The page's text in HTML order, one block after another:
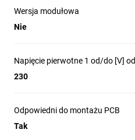
Wersja modułowa
Nie
Napięcie pierwotne 1 od/do [V] od
230
Odpowiedni do montażu PCB
Tak